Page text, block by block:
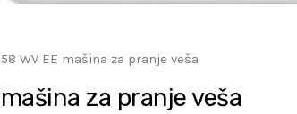
WV EE mašina za pranje veša
mašina za pranje veša